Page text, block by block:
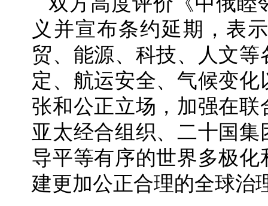
义并宣布条约延期，表
贸、能源、科技、人文
定、航运安全、气候变
张和公正立场，加强在
亚太经合组织、二十国
导平等有序的世界多极
建更加公正合理的全球治